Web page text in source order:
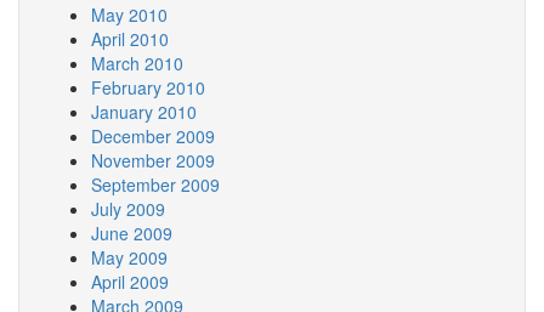
May 2010
April 2010
March 2010
February 2010
January 2010
December 2009
November 2009
September 2009
July 2009
June 2009
May 2009
April 2009
March 2009